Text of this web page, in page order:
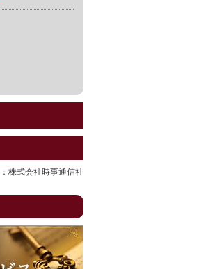
株式会社時事通信社